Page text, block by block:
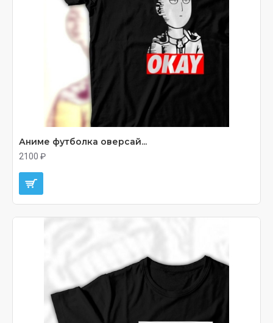
Аниме футболка оверсай...
2100 ₽